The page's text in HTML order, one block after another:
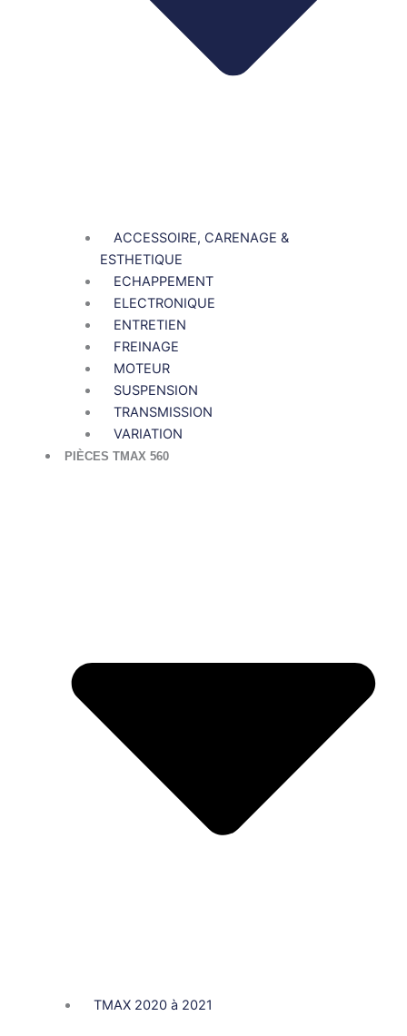
ACCESSOIRE, CARENAGE &
ESTHETIQUE
ECHAPPEMENT
ELECTRONIQUE
ENTRETIEN
FREINAGE
MOTEUR
SUSPENSION
TRANSMISSION
VARIATION
PIÈCES TMAX 560
TMAX 2020 à 2021